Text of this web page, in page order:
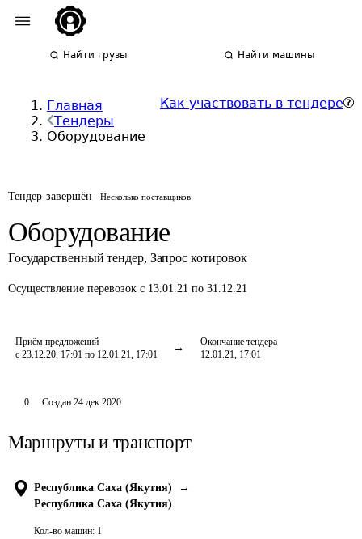
Найти грузы Найти машины
Главная
Тендеры
Оборудование
Как участвовать в тендере
Тендер завершён Несколько поставщиков
Оборудование
Государственный тендер, Запрос котировок
Осуществление перевозок с 13.01.21 по 31.12.21
Приём предложений
с 23.12.20, 17:01 по 12.01.21, 17:01
Окончание тендера
12.01.21, 17:01
0 Создан 24 дек 2020
Маршруты и транспорт
Республика Саха (Якутия)
→
Республика Саха (Якутия)
Кол-во машин: 1